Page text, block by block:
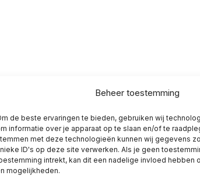
Beheer toestemming
de beste ervaringen te bieden, gebruiken wij
informatie over je apparaat op te slaan en/of te
met deze technologieën kunnen wij gegevens
ID's op deze site verwerken. Als je geen
intrekt, kan dit een nadelige invloed hebben
mogelijkheden.